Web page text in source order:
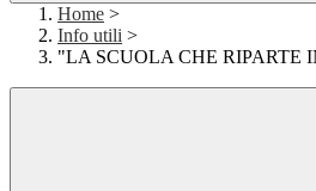
Home >
Info utili >
"LA SCUOLA CHE RIPARTE